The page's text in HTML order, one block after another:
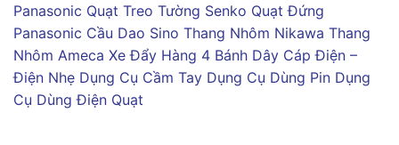
Panasonic Quạt Treo Tường Senko Quạt Đứng
Panasonic Cầu Dao Sino Thang Nhôm Nikawa Thang
Nhôm Ameca Xe Đẩy Hàng 4 Bánh Dây Cáp Điện –
Điện Nhẹ Dụng Cụ Cầm Tay Dụng Cụ Dùng Pin Dụng
Cụ Dùng Điện Quạt